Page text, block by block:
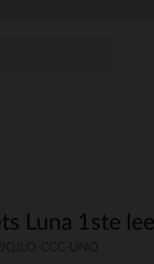
Luna 1ste